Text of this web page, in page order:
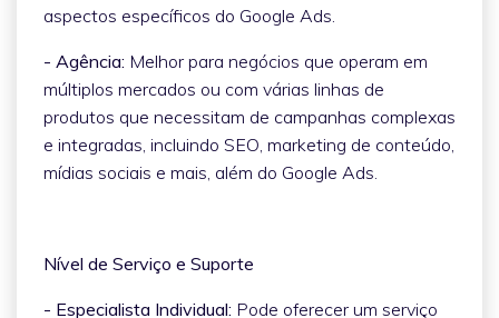
aspectos específicos do Google Ads.
- Agência: Melhor para negócios que operam em
múltiplos mercados ou com várias linhas de
produtos que necessitam de campanhas complexas
e integradas, incluindo SEO, marketing de conteúdo,
mídias sociais e mais, além do Google Ads.
Nível de Serviço e Suporte
- Especialista Individual: Pode oferecer um serviço